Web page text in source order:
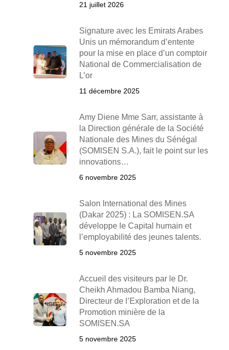
21 juillet 2026
Signature avec les Emirats Arabes
Unis un mémorandum d’entente
pour la mise en place d’un comptoir
National de Commercialisation de
L’or
11 décembre 2025
Amy Diene Mme Sarr, assistante à
la Direction générale de la Société
Nationale des Mines du Sénégal
(SOMISEN S.A.), fait le point sur les
innovations…
6 novembre 2025
Salon International des Mines
(Dakar 2025) : La SOMISEN.SA
développe le Capital humain et
l’employabilité des jeunes talents.
5 novembre 2025
Accueil des visiteurs par le Dr.
Cheikh Ahmadou Bamba Niang,
Directeur de l’Exploration et de la
Promotion minière de la
SOMISEN.SA
5 novembre 2025